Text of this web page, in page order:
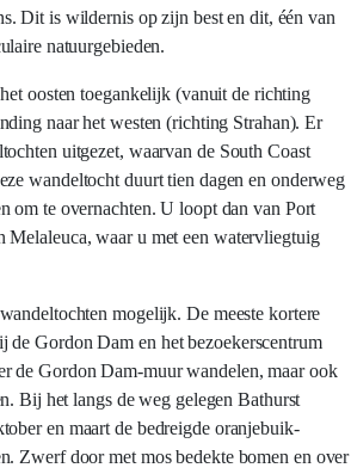
Dit is wildernis op zijn best en dit, één van
natuurgebieden.
oosten toegankelijk (vanuit de richting
naar het westen (richting Strahan). Er
uitgezet, waarvan de South Coast
wandeltocht duurt tien dagen en onderweg
om te overnachten. U loopt dan van Port
Melaleuca, waar u met een watervliegtuig
mogelijk. De meeste kortere
de Gordon Dam en het bezoekerscentrum
de Gordon Dam-muur wandelen, maar ook
Bij het langs de weg gelegen Bathurst
en maart de bedreigde oranjebuik-
Zwerf door met mos bedekte bomen en over